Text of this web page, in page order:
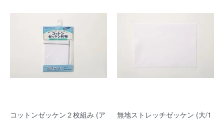
コットンゼッケン２枚組み (ア
無地ストレッチゼッケン (大/1